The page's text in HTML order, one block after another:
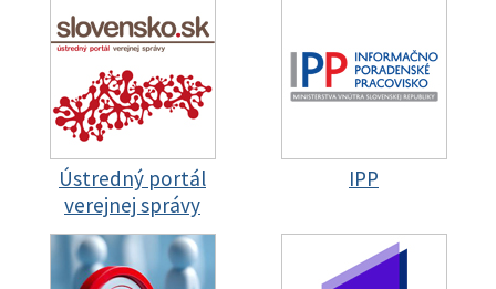
Ústredný portál
verejnej správy
IPP